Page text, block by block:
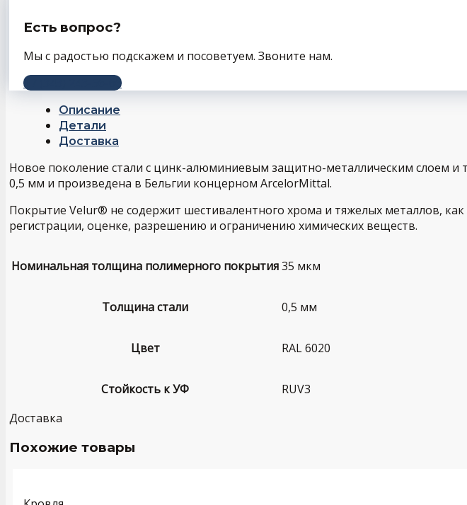
Есть вопрос?
Мы с радостью подскажем и посоветуем. Звоните нам.
+7 (343) 243-56-66
Описание
Детали
Доставка
Новое поколение стали с цинк-алюминиевым защитно-металлическим слоем
0,5 мм и произведена в Бельгии концерном ArcelorMittal.
Покрытие Velur® не содержит шестивалентного хрома и тяжелых металлов,
регистрации, оценке, разрешению и ограничению химических веществ.
Номинальная толщина полимерного покрытия35 мкм
Толщина стали 0,5 мм
Цвет RAL 6020
Стойкость к УФ
RUV3
Доставка
Похожие товары